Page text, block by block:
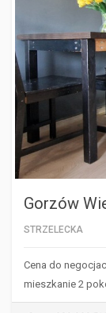
Gorzów
STRZELECKA
Cena do
mieszkanie 2